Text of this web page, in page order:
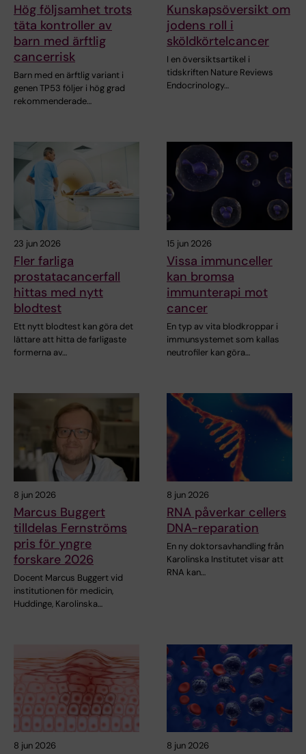
Hög följsamhet trots
täta kontroller av
barn med ärftlig
cancerrisk
Barn med en ärftlig variant i
genen TP53 följer i hög grad
rekommenderade…
Kunskapsöversikt om
jodens roll i
sköldkörtelcancer
I en översiktsartikel i
tidskriften Nature Reviews
Endocrinology…
23 jun 2026
Fler farliga
prostatacancerfall
hittas med nytt
blodtest
Ett nytt blodtest kan göra det
lättare att hitta de farligaste
formerna av…
15 jun 2026
Vissa immunceller
kan bromsa
immunterapi mot
cancer
En typ av vita blodkroppar i
immunsystemet som kallas
neutrofiler kan göra…
8 jun 2026
Marcus Buggert
tilldelas Fernströms
pris för yngre
forskare 2026
Docent Marcus Buggert vid
institutionen för medicin,
Huddinge, Karolinska…
8 jun 2026
RNA påverkar cellers
DNA-reparation
En ny doktorsavhandling från
Karolinska Institutet visar att
RNA kan…
8 jun 2026 8 jun 2026